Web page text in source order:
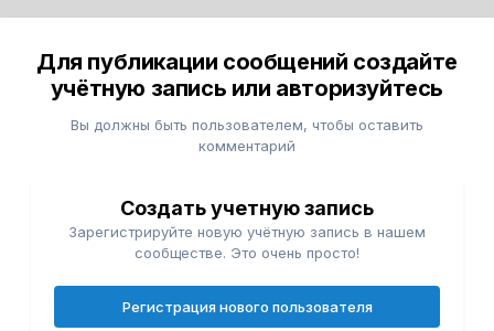
Для публикации сообщений создайте
учётную запись или авторизуйтесь
Вы должны быть пользователем, чтобы оставить
комментарий
Создать учетную запись
Зарегистрируйте новую учётную запись в нашем
сообществе. Это очень просто!
Регистрация нового пользователя